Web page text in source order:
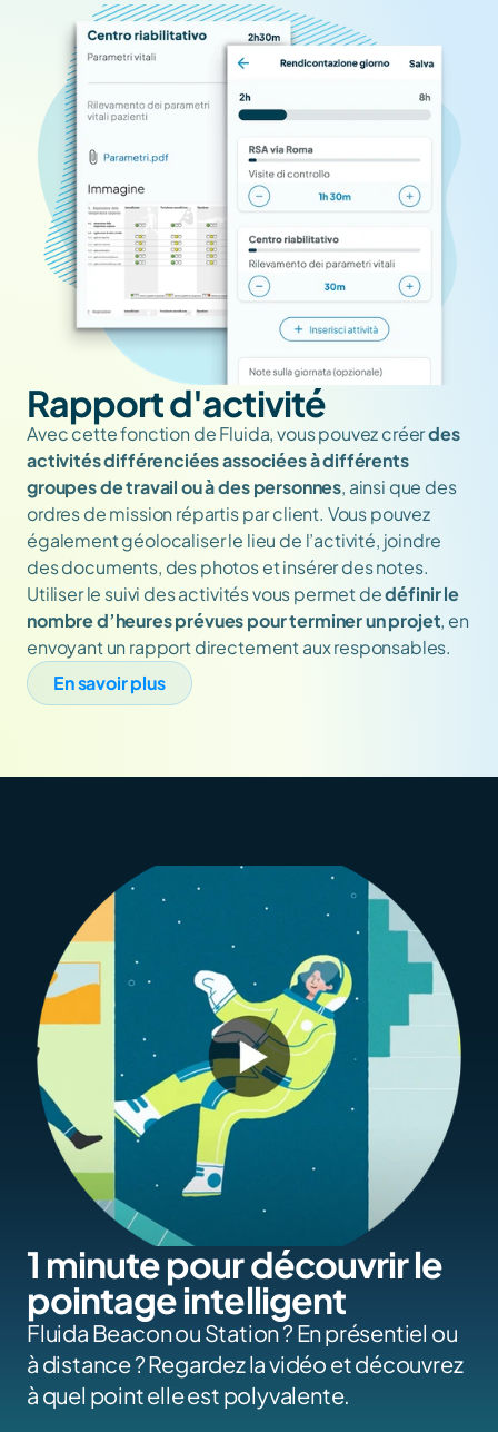
Rapport d'activité
Avec cette fonction de Fluida, vous pouvez créer des
activités différenciées associées à différents
groupes de travail ou à des personnes, ainsi que des
ordres de mission répartis par client. Vous pouvez
également géolocaliser le lieu de l’activité, joindre
des documents, des photos et insérer des notes.
Utiliser le suivi des activités vous permet de définir le
nombre d’heures prévues pour terminer un projet, en
envoyant un rapport directement aux responsables.
En savoir plus
1 minute pour découvrir le
pointage intelligent
Fluida Beacon ou Station ? En présentiel ou
à distance ? Regardez la vidéo et découvrez
à quel point elle est polyvalente.